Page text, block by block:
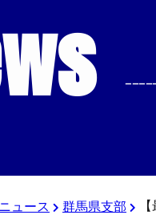
ュース 群馬県支部